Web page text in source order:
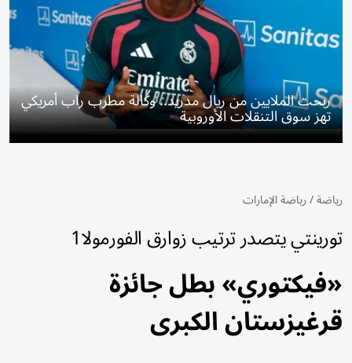
ربحت الملايين من ريال مدريد.. وكالة مطرب راب أمريكي
تهز سوق التنقلات الأوروبية
رياضة/رياضة الإمارات
تورينتي يتصدر ترتيب زوارق الفورمولا1
«فيكتوري» بطل جائزة
قرغيزستان الكبرى